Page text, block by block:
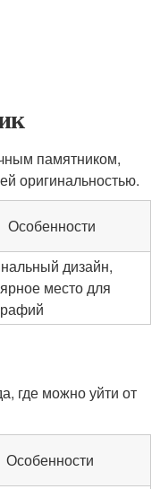
памятником,
оригинальностью.
Особенности
дизайн,
место для
где можно уйти от
Особенности